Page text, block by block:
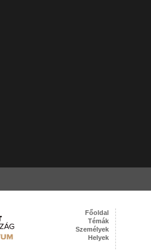
Főoldal
Témák
Személyek
Helyek